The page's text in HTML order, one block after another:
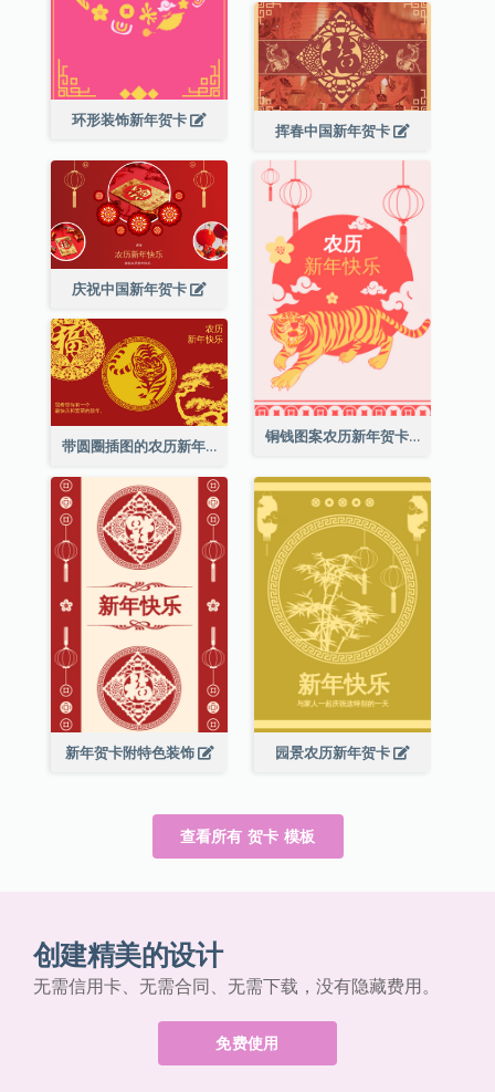
环形装饰新年贺卡
挥春中国新年贺卡
庆祝中国新年贺卡
铜钱图案农历新年贺卡
带圆圈插图的农历新年快乐贺卡
新年贺卡附特色装饰 园景农历新年贺卡
查看所有 贺卡 模板
创建精美的设计
无需信用卡、无需合同、无需下载，没有隐藏费用。
免费使用